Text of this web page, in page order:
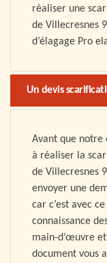
réaliser une
de Villecresnes
d’élagage Pro
Un devis
Avant que notre
à réaliser la
de Villecresnes
envoyer une
car c’est avec
connaissance
main-d’œuvre
document vous